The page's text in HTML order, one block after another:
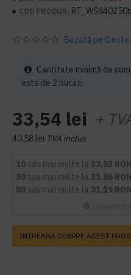
COD PRODUS:
Bazată pe 0 note.
33,54 lei +
40,58 lei TVA inclus
Cantitate minimă de
este de 2 bucati
10 sau mai multe la 32,53
30 sau mai multe la 31,86
50 sau mai multe la 31,19
INTREABA DESPRE ACEST